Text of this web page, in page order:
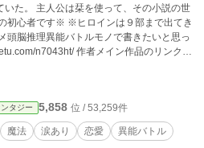
た。 主人公は栞を使って、その小説の世
脳推理異能バトルモノで書きたいと思っ
らもお目通しくださいませ。 ↓ ①BL（全年
Ｌ小説大賞にエントリー中） 【俺が愛し
https://www.alphapolis.co.jp/novel/54724
） https://www.alphapolis.co.jp/novel/547
タジー 5,858 位 / 53,259件
魔法 涙あり 恋愛
異能バトル